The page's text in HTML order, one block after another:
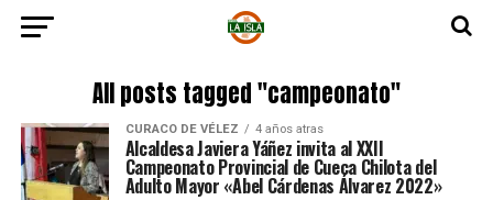
All posts tagged "campeonato"
CURACO DE VÉLEZ 4 años atras
Alcaldesa Javiera Yáñez invita al XXII
Campeonato Provincial de Cueca Chilota del
Adulto Mayor «Abel Cárdenas Álvarez 2022»